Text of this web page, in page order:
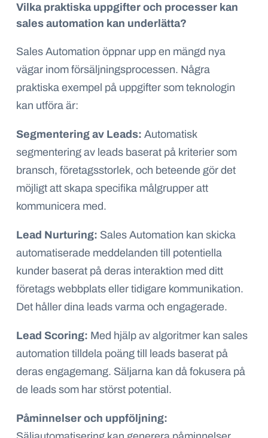
Vilka praktiska uppgifter och processer kan
sales automation kan underlätta?
Sales Automation öppnar upp en mängd nya
vägar inom försäljningsprocessen. Några
praktiska exempel på uppgifter som teknologin
kan utföra är:
Segmentering av Leads: Automatisk
segmentering av leads baserat på kriterier som
bransch, företagsstorlek, och beteende gör det
möjligt att skapa specifika målgrupper att
kommunicera med.
Lead Nurturing: Sales Automation kan skicka
automatiserade meddelanden till potentiella
kunder baserat på deras interaktion med ditt
företags webbplats eller tidigare kommunikation.
Det håller dina leads varma och engagerade.
Lead Scoring: Med hjälp av algoritmer kan sales
automation tilldela poäng till leads baserat på
deras engagemang. Säljarna kan då fokusera på
de leads som har störst potential.
Påminnelser och uppföljning: